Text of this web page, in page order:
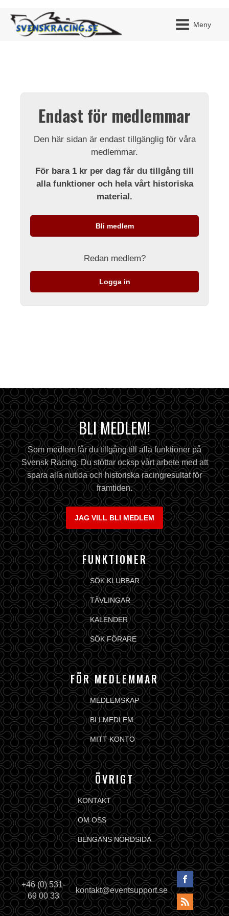
Meny
Endast för medlemmar
Den här sidan är endast tillgänglig för våra
medlemmar.
För bara 1 kr per dag får du tillgång till
alla funktioner och hela vårt historiska
material.
Bli medlem
Redan medlem?
Logga in
BLI MEDLEM!
Som medlem får du tillgång till alla funktioner på
Svensk Racing. Du stöttar ocksp vårt arbete med att
spara alla nutida och historiska racingresultat för
framtiden.
JAG VILL BLI MEDLEM
FUNKTIONER
SÖK KLUBBAR
TÄVLINGAR
KALENDER
SÖK FÖRARE
FÖR MEDLEMMAR
MEDLEMSKAP
BLI MEDLEM
MITT KONTO
ÖVRIGT
KONTAKT
OM OSS
BENGANS NÖRDSIDA
+46 (0) 531-
69 00 33
kontakt@eventsupport.se